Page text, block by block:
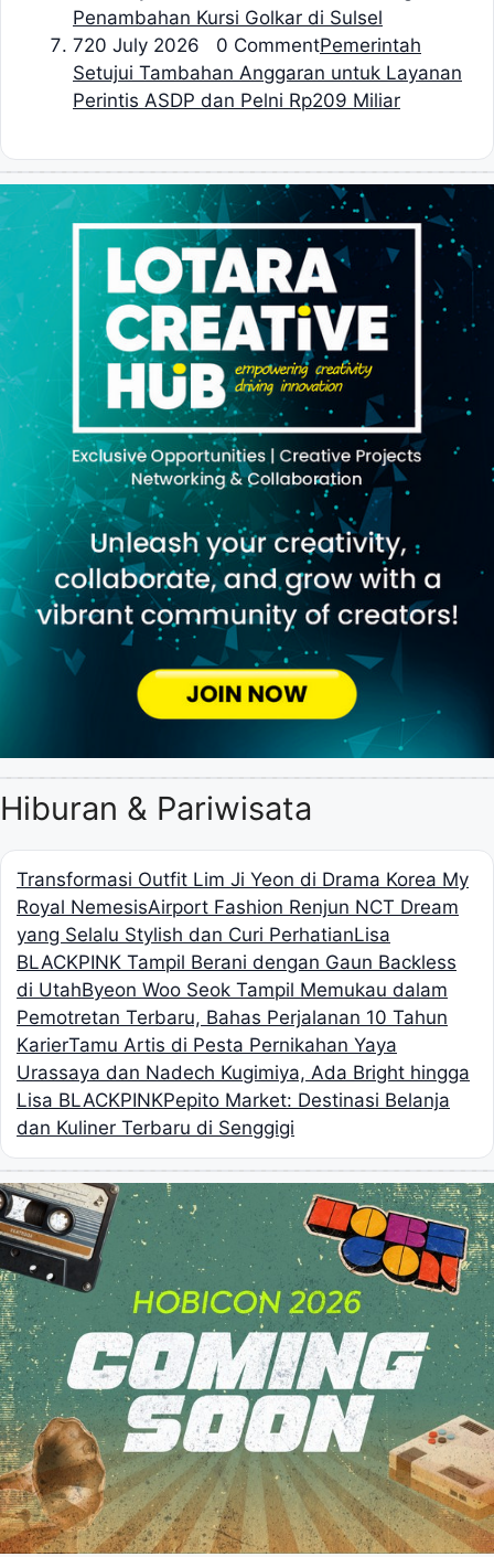
Penambahan Kursi Golkar di Sulsel
720 July 2026 0 CommentPemerintah
Setujui Tambahan Anggaran untuk Layanan
Perintis ASDP dan Pelni Rp209 Miliar
Hiburan & Pariwisata
Transformasi Outfit Lim Ji Yeon di Drama Korea My
Royal NemesisAirport Fashion Renjun NCT Dream
yang Selalu Stylish dan Curi PerhatianLisa
BLACKPINK Tampil Berani dengan Gaun Backless
di UtahByeon Woo Seok Tampil Memukau dalam
Pemotretan Terbaru, Bahas Perjalanan 10 Tahun
KarierTamu Artis di Pesta Pernikahan Yaya
Urassaya dan Nadech Kugimiya, Ada Bright hingga
Lisa BLACKPINKPepito Market: Destinasi Belanja
dan Kuliner Terbaru di Senggigi